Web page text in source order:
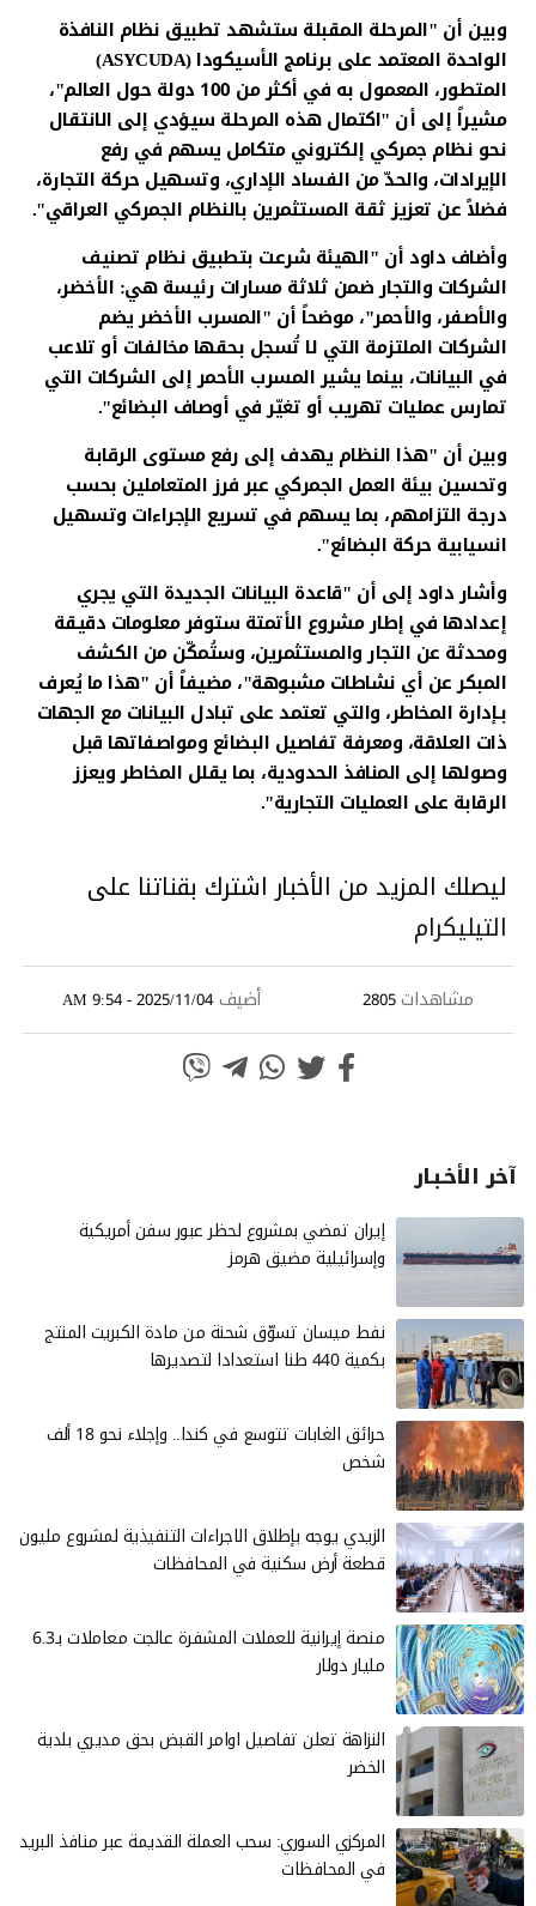
وبين أن "المرحلة المقبلة ستشهد تطبيق نظام النافذة
الواحدة المعتمد على برنامج الأسيكودا (ASYCUDA)
المتطور، المعمول به في أكثر من 100 دولة حول العالم"،
مشيراً إلى أن "اكتمال هذه المرحلة سيؤدي إلى الانتقال
نحو نظام جمركي إلكتروني متكامل يسهم في رفع
الإيرادات، والحدّ من الفساد الإداري، وتسهيل حركة التجارة،
فضلاً عن تعزيز ثقة المستثمرين بالنظام الجمركي العراقي".
وأضاف داود أن "الهيئة شرعت بتطبيق نظام تصنيف
الشركات والتجار ضمن ثلاثة مسارات رئيسة هي: الأخضر،
والأصفر، والأحمر"، موضحاً أن "المسرب الأخضر يضم
الشركات الملتزمة التي لا تُسجل بحقها مخالفات أو تلاعب
في البيانات، بينما يشير المسرب الأحمر إلى الشركات التي
تمارس عمليات تهريب أو تغيّر في أوصاف البضائع".
وبين أن "هذا النظام يهدف إلى رفع مستوى الرقابة
وتحسين بيئة العمل الجمركي عبر فرز المتعاملين بحسب
درجة التزامهم، بما يسهم في تسريع الإجراءات وتسهيل
انسيابية حركة البضائع".
وأشار داود إلى أن "قاعدة البيانات الجديدة التي يجري
إعدادها في إطار مشروع الأتمتة ستوفر معلومات دقيقة
ومحدثة عن التجار والمستثمرين، وستُمكّن من الكشف
المبكر عن أي نشاطات مشبوهة"، مضيفاً أن "هذا ما يُعرف
بـإدارة المخاطر، والتي تعتمد على تبادل البيانات مع الجهات
ذات العلاقة، ومعرفة تفاصيل البضائع ومواصفاتها قبل
وصولها إلى المنافذ الحدودية، بما يقلل المخاطر ويعزز
الرقابة على العمليات التجارية".
ليصلك المزيد من الأخبار اشترك بقناتنا على
التيليكرام
مشاهدات2805 أضيف2025/11/04 - 9:54 AM
آخر الأخـبـار
إيران تمضي بمشروع لحظر عبور سفن أمريكية
وإسرائيلية مضيق هرمز
نفط ميسان تسوّق شحنة من مادة الكبريت المنتج
بكمية 440 طنا استعدادا لتصديرها
حرائق الغابات تتوسع في كندا.. وإجلاء نحو 18 ألف
شخص
الزيدي يوجه بإطلاق الاجراءات التنفيذية لمشروع مليون
قطعة أرض سكنية في المحافظات
منصة إيرانية للعملات المشفرة عالجت معاملات بـ6.3
مليار دولار
النزاهة تعلن تفاصيل اوامر القبض بحق مديري بلدية
الخضر
المركزي السوري: سحب العملة القديمة عبر منافذ البريد
في المحافظات